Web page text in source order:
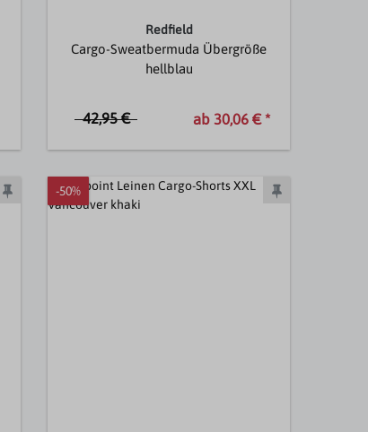
Redfield
Cargo-Sweatbermuda Übergröße
hellblau
42,95 € ab 30,06 € *
-50%